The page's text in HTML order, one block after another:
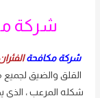
شركة
شركة مكافحة
القلق والضيق
شكله المرعب ،